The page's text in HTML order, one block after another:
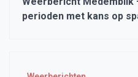
perioden met kans op